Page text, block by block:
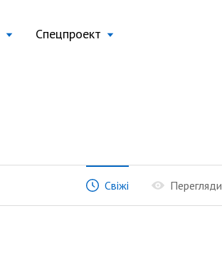
Спецпроект
Свіжі Перегляди